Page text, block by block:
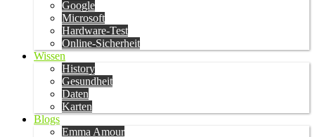
Google
Microsoft
Hardware-Test
Online-Sicherheit
Wissen
History
Gesundheit
Daten
Karten
Blogs
Emma Amour